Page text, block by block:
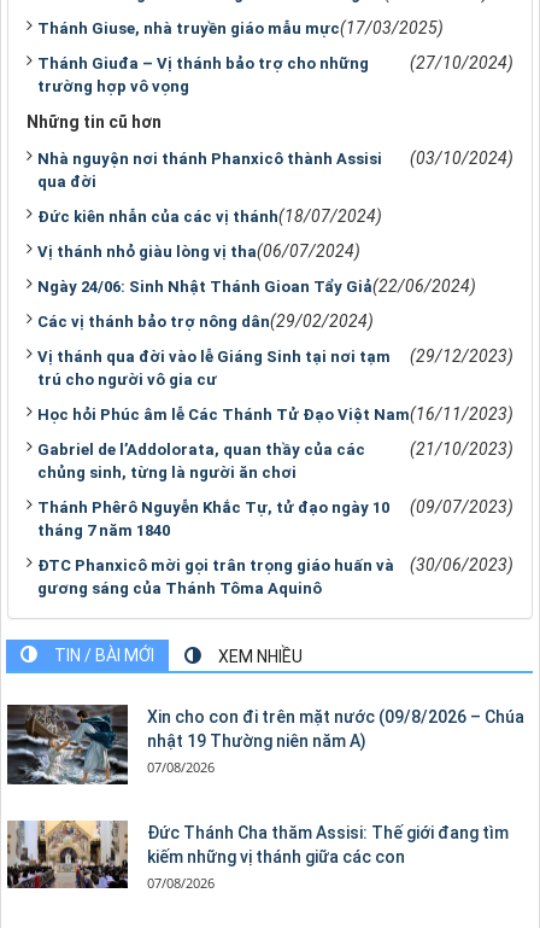
Thánh Giuse, nhà truyền giáo mẫu mực(17/03/2025)
Thánh Giuđa – Vị thánh bảo trợ cho những
trường hợp vô vọng
(27/10/2024)
Những tin cũ hơn
Nhà nguyện nơi thánh Phanxicô thành Assisi
qua đời
(03/10/2024)
Đức kiên nhẫn của các vị thánh(18/07/2024)
Vị thánh nhỏ giàu lòng vị tha(06/07/2024)
Ngày 24/06: Sinh Nhật Thánh Gioan Tẩy Giả(22/06/2024)
Các vị thánh bảo trợ nông dân(29/02/2024)
Vị thánh qua đời vào lễ Giáng Sinh tại nơi tạm
trú cho người vô gia cư
(29/12/2023)
Học hỏi Phúc âm lễ Các Thánh Tử Đạo Việt Nam(16/11/2023)
Gabriel de l’Addolorata, quan thầy của các
chủng sinh, từng là người ăn chơi
(21/10/2023)
Thánh Phêrô Nguyễn Khắc Tự, tử đạo ngày 10
tháng 7 năm 1840
(09/07/2023)
ĐTC Phanxicô mời gọi trân trọng giáo huấn và
gương sáng của Thánh Tôma Aquinô
(30/06/2023)
TIN / BÀI MỚI XEM NHIỀU
Xin cho con đi trên mặt nước (09/8/2026 – Chúa
nhật 19 Thường niên năm A)
07/08/2026
Đức Thánh Cha thăm Assisi: Thế giới đang tìm
kiếm những vị thánh giữa các con
07/08/2026